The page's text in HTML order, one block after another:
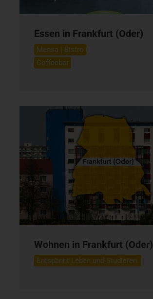
Essen in Frankfurt (Oder)
Mensa | Bistro
Coffeebar
Wohnen in Frankfurt (Oder)
Entspannt Leben und Studieren.